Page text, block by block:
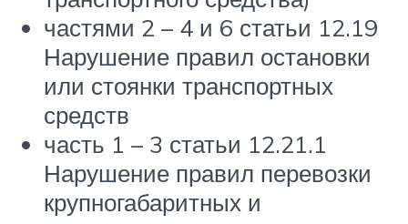
частями 2 – 4 и 6 статьи 12.19
Нарушение правил остановки
или стоянки транспортных
средств
часть 1 – 3 статьи 12.21.1
Нарушение правил перевозки
крупногабаритных и